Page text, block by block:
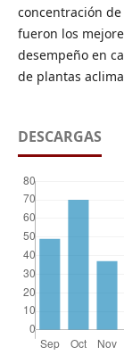
concentración de
fueron los
desempeño en
de plantas
DESCARGAS